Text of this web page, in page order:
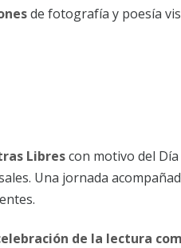
de fotografía y poesía
Librescon motivo del
Una jornada
de la lectura